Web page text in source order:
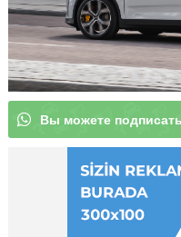
Вы